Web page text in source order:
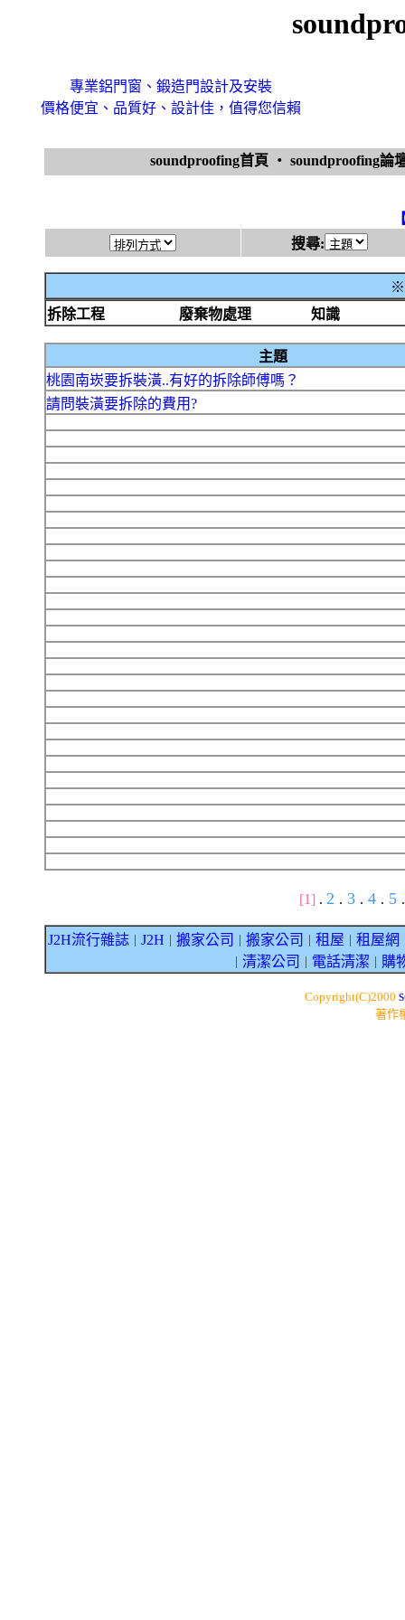
專業鋁門窗、鍛造門設計及安裝
價格便宜、品質好、設計佳，值得您信賴
soundproofing首頁 ‧ soundproofing論
搜尋:
※
拆除工程
廢棄物處理 知識
主題
桃園南崁要拆裝潢..有好的拆除師傅嗎？
請問裝潢要拆除的費用?
[1] . 2 . 3 . 4 . 5 .
J2H流行雜誌 J2H 搬家公司 搬家公司 租屋 租屋網
清潔公司 電話清潔 購
Copyright(C)2000
著作